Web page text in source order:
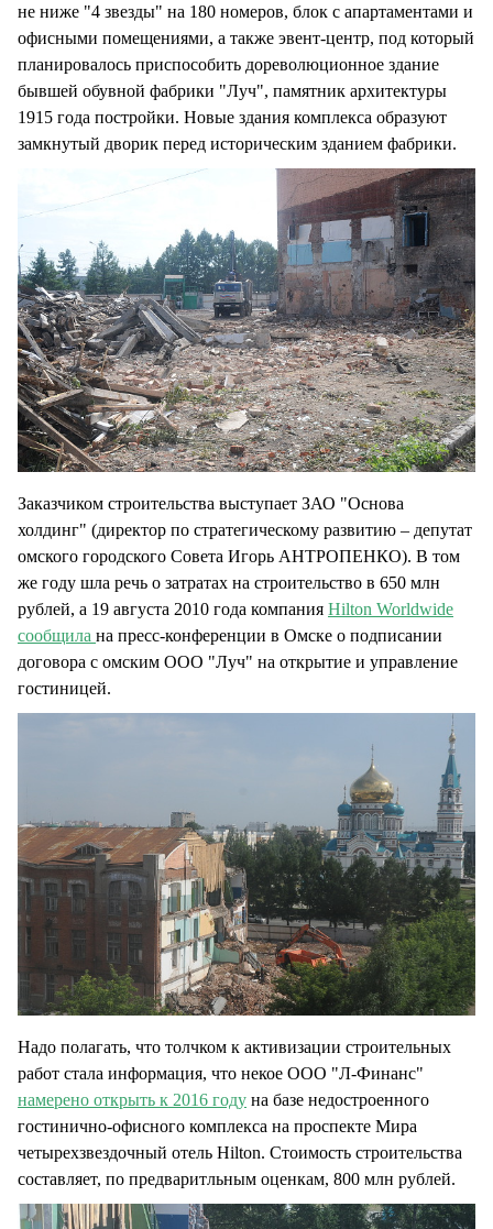
не ниже "4 звезды" на 180 номеров, блок с апартаментами и
офисными помещениями, а также эвент-центр, под который
планировалось приспособить дореволюционное здание
бывшей обувной фабрики "Луч", памятник архитектуры
1915 года постройки. Новые здания комплекса образуют
замкнутый дворик перед историческим зданием фабрики.
Заказчиком строительства выступает ЗАО "Основа
холдинг" (директор по стратегическому развитию – депутат
омского городского Совета Игорь АНТРОПЕНКО). В том
же году шла речь о затратах на строительство в 650 млн
рублей, а 19 августа 2010 года компания Hilton Worldwide
сообщила на пресс-конференции в Омске о подписании
договора с омским ООО "Луч" на открытие и управление
гостиницей.
Надо полагать, что толчком к активизации строительных
работ стала информация, что некое ООО "Л-Финанс"
намерено открыть к 2016 году на базе недостроенного
гостинично-офисного комплекса на проспекте Мира
четырехзвездочный отель Hilton. Стоимость строительства
составляет, по предваритльным оценкам, 800 млн рублей.